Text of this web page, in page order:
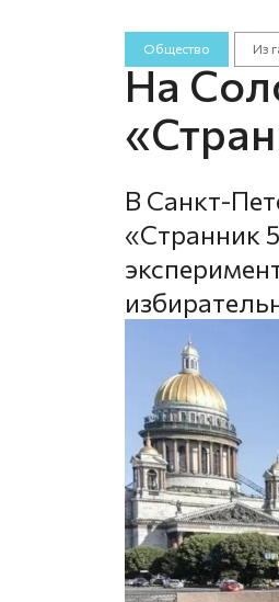
Общество Из
На
В Санкт-
«Странник